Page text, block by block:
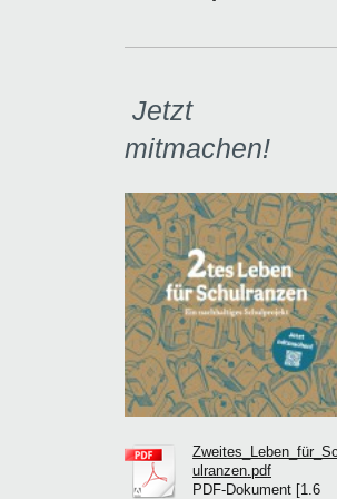
Jetzt
mitmachen!
ulranzen.pdf
PDF-Dokument [1.6